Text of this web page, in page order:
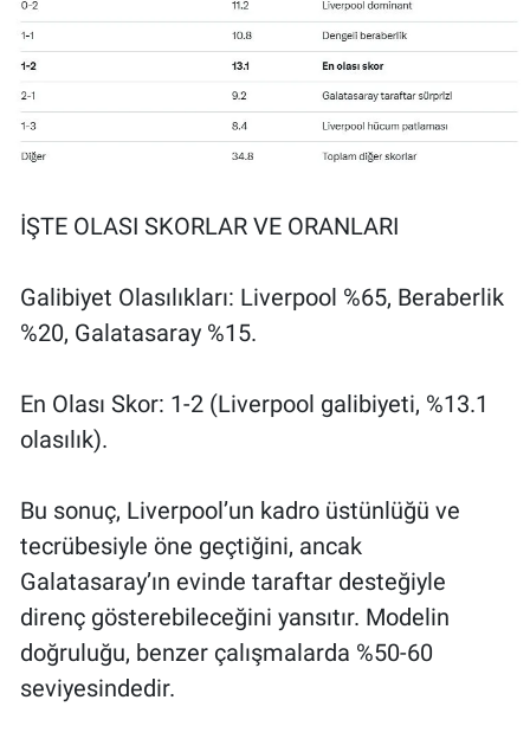
İŞTE OLASI SKORLAR VE ORANLARI
Galibiyet Olasılıkları: Liverpool %65, Beraberlik
%20, Galatasaray %15.
En Olası Skor: 1-2 (Liverpool galibiyeti, %13.1
olasılık).
Bu sonuç, Liverpool’un kadro üstünlüğü ve
tecrübesiyle öne geçtiğini, ancak
Galatasaray’ın evinde taraftar desteğiyle
direnç gösterebileceğini yansıtır. Modelin
doğruluğu, benzer çalışmalarda %50-60
seviyesindedir.